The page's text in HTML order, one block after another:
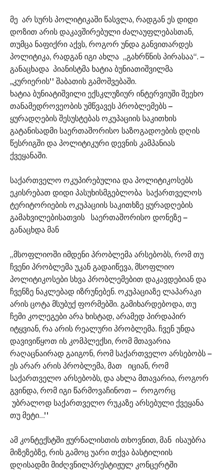
მე არ სურს პოლიტიკაში წასვლა, რადგან ეს დიდი
დოზით არის დაკავშირებული ძალაუფლებასთან,
თუმცა ნაფიქრი აქვს, როგორ უნდა განვითარდეს
პოლიტიკა, რადგან იგი ახლა „გახრწნის პირასაა“. –
განაცხადა პიანისტმა ხატია ბუნიათიშვილმა
,,კურიერის'' შაბათის გამოშვებაში.
ხატია ბუნიატიშვილი ექსკლუზიურ ინტერვიუში შეეხო
თანამედროვეობის უმწვავეს პრობლემებს –
ყურადღების შესუსტებას ოკუპაციის საკითხის
გატანისადმი საერთაშორისო საზოგადოების დღის
წესრიგში და პოლიტიკური დევნის კამპანიას
ქვეყანაში.
საქართველო ოკუპირებულია და პოლიტიკოსებს
ეკისრებათ დიდი პასუხისმგებლობა საქართველოს
ტერიტორიების ოკუპაციის საკითხზე ყურადღების
გამახვილებისათვის საერთაშორისო დონეზე –
განაცხდა მან
„მსოფლიოში იმდენი პრობლემა არსებობს, რომ თუ
ჩვენი პრობლემა უკან გადაიწევა, მსოფლიო
პოლიტიკოსები სხვა პრობლემებით დაკავდებიან და
ჩვენზე ნაკლებად იზრუნებენ. ოკუპაციაზე ლაპარაკი
არის ცოტა მსუბუქ ფორმებში. გამიხარდებოდა, თუ
ჩემი კოლეგები არა ხისტად, არამედ პირდაპირ
იტყვიან, რა არის რეალური პრობლემა. ჩვენ უნდა
დავივიწყოთ ის კომპლექსი, რომ მთავარია
რაღაცნაირად გაიგონ, რომ საქართველო არსებობს –
ეს არარ არის პრობლემა, მათ იციან, რომ
საქართველო არსებობს, და ახლა მთავარია, როგორ
გვინდა, რომ იგი წარმოვაჩინოთ – როგორც
უბრალოდ საქართველო რუკაზე არსებული ქვეყანა
თუ მეტი…''
ამ კონტექსტში ჟურნალისთის თხოვნით, მან ისაუბრა
მიზეზებზე, რის გამოც უარი თქვა ბასტილიის
დღისადმი მიძღვნილპრესტიჟულ კონცერტში